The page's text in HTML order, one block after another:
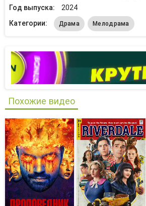
Год выпуска:
2024
Категории:
Драма Мелодрама
Похожие видео